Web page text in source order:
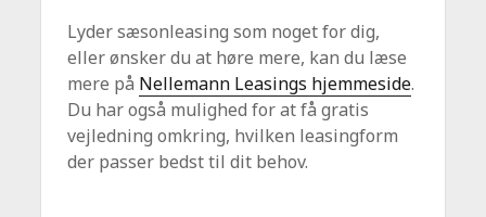
Lyder sæsonleasing som noget for dig,
eller ønsker du at høre mere, kan du læse
mere på Nellemann Leasings hjemmeside.
Du har også mulighed for at få gratis
vejledning omkring, hvilken leasingform
der passer bedst til dit behov.